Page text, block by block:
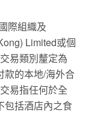
際組織及
Limited或個
易類別釐定為
款的本地/海外合
易指任何於全
包括酒店內之食